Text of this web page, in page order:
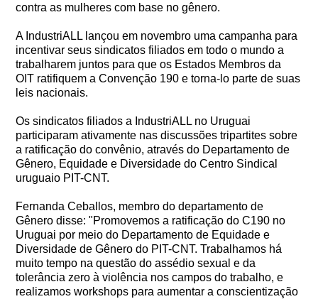
contra as mulheres com base no gênero.
A IndustriALL lançou em novembro uma campanha para
incentivar seus sindicatos filiados em todo o mundo a
trabalharem juntos para que os Estados Membros da
OIT ratifiquem a Convenção 190 e torna-lo parte de suas
leis nacionais.
Os sindicatos filiados a IndustriALL no Uruguai
participaram ativamente nas discussões tripartites sobre
a ratificação do convênio, através do Departamento de
Gênero, Equidade e Diversidade do Centro Sindical
uruguaio PIT-CNT.
Fernanda Ceballos, membro do departamento de
Gênero disse: "Promovemos a ratificação do C190 no
Uruguai por meio do Departamento de Equidade e
Diversidade de Gênero do PIT-CNT. Trabalhamos há
muito tempo na questão do assédio sexual e da
tolerância zero à violência nos campos do trabalho, e
realizamos workshops para aumentar a conscientização